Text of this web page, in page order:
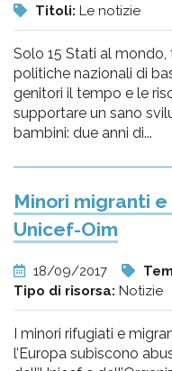
Titoli: Le notizie
Solo 15 Stati al mondo,
politiche nazionali di
genitori il tempo e le
supportare un sano
bambini: due anni di...
Minori migranti
Unicef-Oim
18/09/2017
Tipo di risorsa: Notizie
I minori rifugiati e
l’Europa subiscono